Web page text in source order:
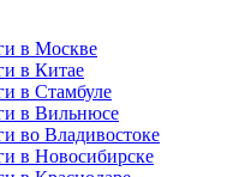
в Москве
в Китае
в Стамбуле
в Вильнюсе
во Владивостоке
в Новосибирске